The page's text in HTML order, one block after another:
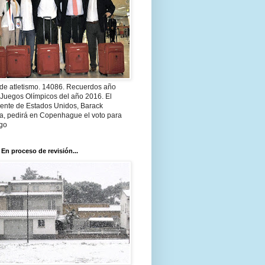
atletismo. 14086. Recuerdos año
Olímpicos del año 2016. El
de Estados Unidos, Barack
pedirá en Copenhague el voto para
En proceso de revisión...